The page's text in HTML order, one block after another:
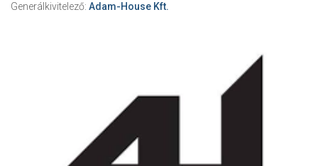
Generálkivitelező: Adam-House Kft.